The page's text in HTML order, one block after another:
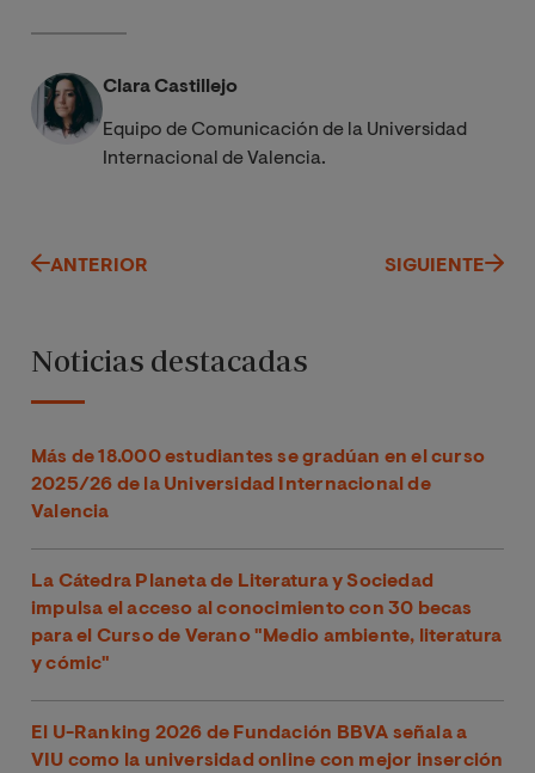
Clara Castillejo
Equipo de Comunicación de la Universidad
Internacional de Valencia.
ANTERIOR SIGUIENTE
Noticias destacadas
Más de 18.000 estudiantes se gradúan en el curso
2025/26 de la Universidad Internacional de
Valencia
La Cátedra Planeta de Literatura y Sociedad
impulsa el acceso al conocimiento con 30 becas
para el Curso de Verano "Medio ambiente, literatura
y cómic"
El U-Ranking 2026 de Fundación BBVA señala a
VIU como la universidad online con mejor inserción